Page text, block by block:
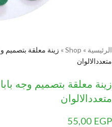
الرئيسية »
Shop
» زينة معلقة بتصميم
متعددالالوان
زينة معلقة بتصميم وجه
متعددالالوان
55,00 EGP